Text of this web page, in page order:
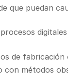
que puedan
de fabricación
con métodos